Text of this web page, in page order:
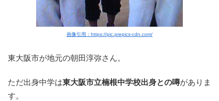
画像引用：https://pic.prepics-cdn.com/
東大阪市が地元の朝田淳弥さん。
ただ出身中学は東大阪市立楠根中学校出身との噂がありま
す。